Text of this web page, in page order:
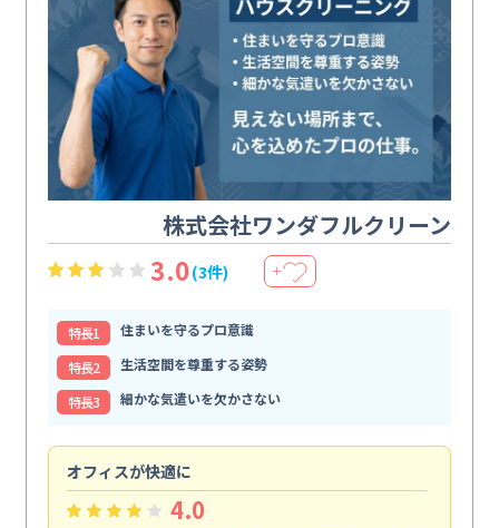
株式会社ワンダフルクリーン
3.0(3件) ＋
特⻑1
住まいを守るプロ意識
特⻑2
生活空間を尊重する姿勢
特⻑3
細かな気遣いを欠かさない
オフィスが快適に
4.0